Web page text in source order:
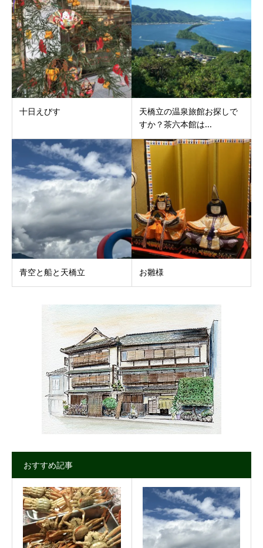
十日えびす
天橋立の温泉旅館お探しで
すか？茶六本館は...
青空と船と天橋立 お雛様
おすすめ記事